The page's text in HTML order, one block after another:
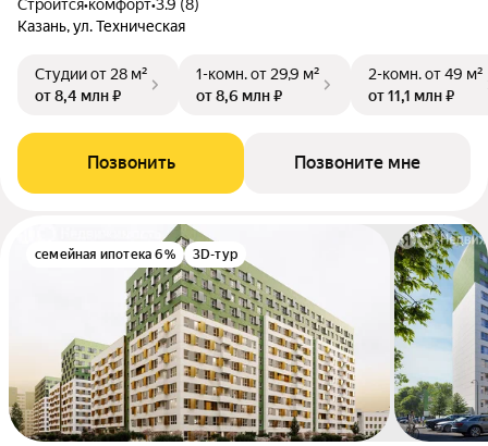
Строится•комфорт•3.9 (8)
Казань, ул. Техническая
Студииот 28 м²
от 8,4 млн ₽
1-комн.от 29,9 м²
от 8,6 млн ₽
2-комн.от 49 м²
от 11,1 млн ₽
Позвонить Позвоните мне
семейная ипотека 6% 3D-тур